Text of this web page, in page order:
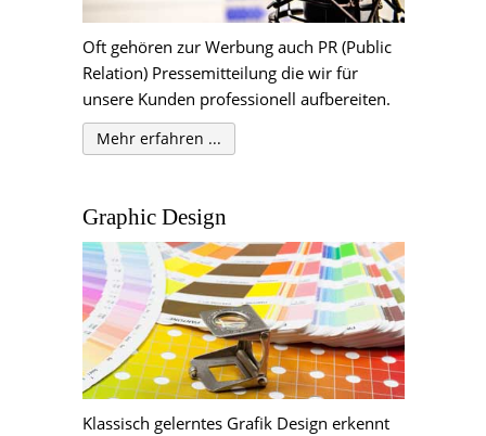
Oft gehören zur Werbung auch PR (Public
Relation) Pressemitteilung die wir für
unsere Kunden professionell aufbereiten.
Mehr erfahren ...
Graphic Design
Klassisch gelerntes Grafik Design erkennt